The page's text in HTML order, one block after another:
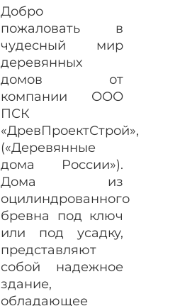
Добро
пожаловать в
чудесный мир
деревянных
домов от
компании ООО
ПСК
«ДревПроектСтрой»,
(«Деревянные
дома России»).
Дома из
оцилиндрованного
бревна под ключ
или под усадку,
представляют
собой надежное
здание,
обладающее